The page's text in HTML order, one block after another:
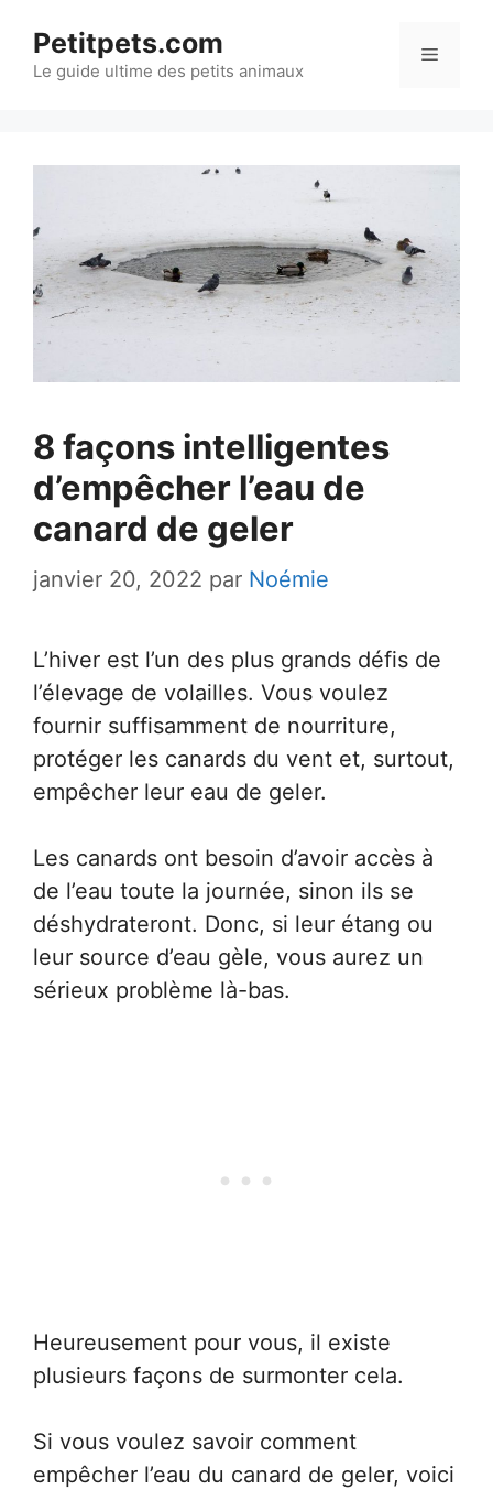
contenu
Petitpets.com
Le guide ultime des petits animaux
Menu
8 façons intelligentes
d’empêcher l’eau de
canard de geler
janvier 20, 2022 par Noémie
L’hiver est l’un des plus grands défis de
l’élevage de volailles. Vous voulez
fournir suffisamment de nourriture,
protéger les canards du vent et, surtout,
empêcher leur eau de geler.
Les canards ont besoin d’avoir accès à
de l’eau toute la journée, sinon ils se
déshydrateront. Donc, si leur étang ou
leur source d’eau gèle, vous aurez un
sérieux problème là-bas.
Heureusement pour vous, il existe
plusieurs façons de surmonter cela.
Si vous voulez savoir comment
empêcher l’eau du canard de geler, voici